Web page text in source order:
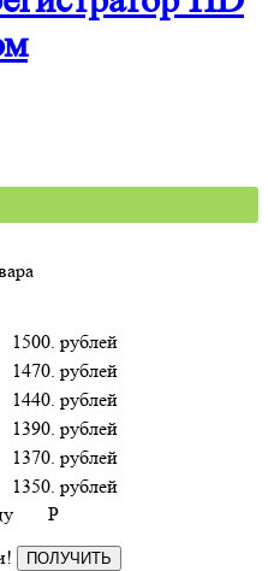
1500. рублей
1470. рублей
1440. рублей
1390. рублей
1370. рублей
1350. рублей
P
ПОЛУЧИТЬ